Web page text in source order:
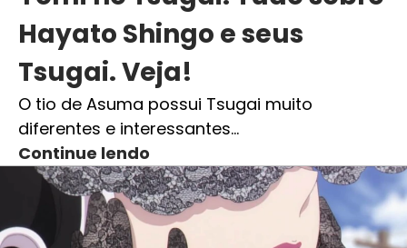
Hayato Shingo e seus
Tsugai. Veja!
O tio de Asuma possui Tsugai muito
diferentes e interessantes…
Continue lendo